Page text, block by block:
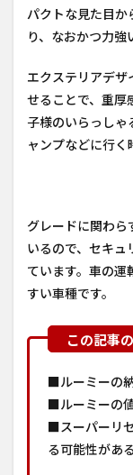
パクトな見た目か
り、なおかつ力強
エクステリアデザ
せることで、重厚
子様のいらっしゃ
ャンプなどに行く
グレードに関わら
いるので、セキュ
ています。車の運
すい車種です。
■ルーミーの
■ルーミーの
■スーパーリ
る可能性がある